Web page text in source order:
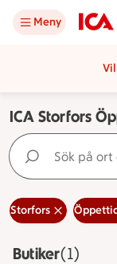
Meny
ICA Storfors
Sök på ort eller
Storfors
ButikerVisar 1
(1)